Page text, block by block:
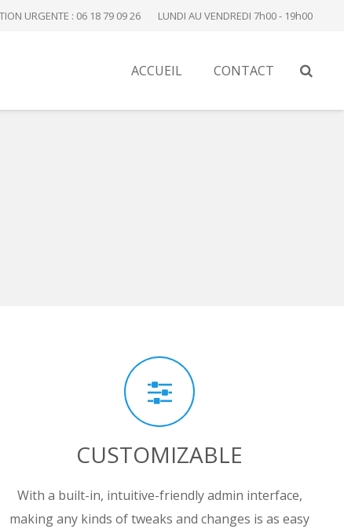
URGENTE : 06 18 79 09 26 LUNDI AU VENDREDI 7h00 - 19h00
ACCUEIL CONTACT
CUSTOMIZABLE
With a built-in, intuitive-friendly admin interface,
making any kinds of tweaks and changes is as easy